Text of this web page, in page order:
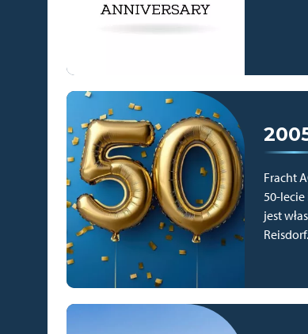
Fracht
50-lecie
jest
Reisdorf.